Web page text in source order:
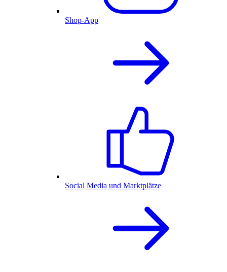
Shop-App
Social Media und Marktplätze